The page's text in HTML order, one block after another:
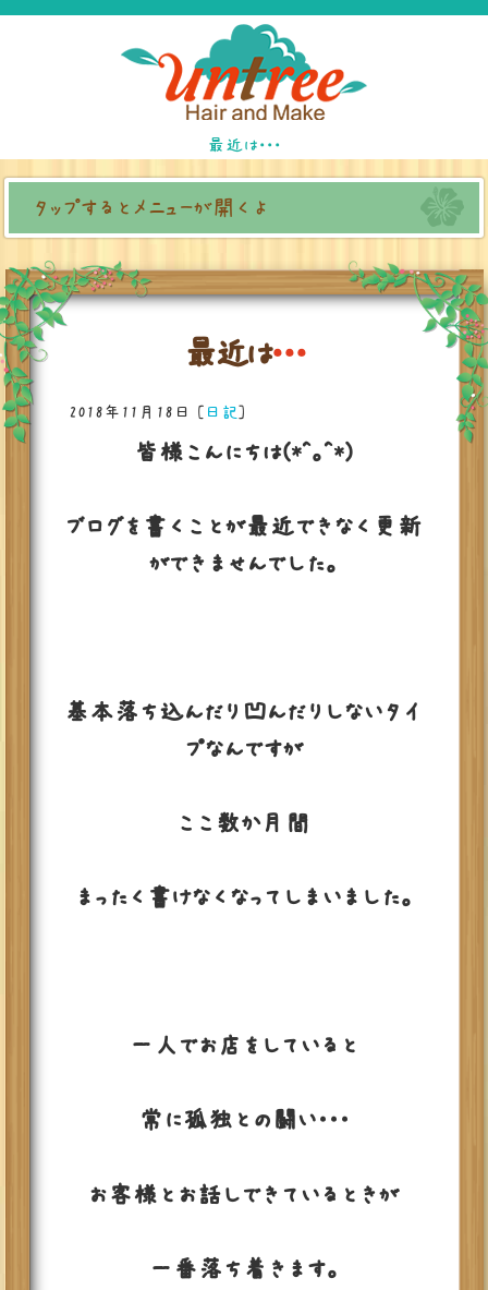
最近は・・・
タップするとメニューが開くよ
最近は・・・
2018年11月18日 [日記]
皆様こんにちは(*^。^*)
ブログを書くことが最近できなく更新
ができませんでした。
基本落ち込んだり凹んだりしないタイ
プなんですが
ここ数か月間
まったく書けなくなってしまいました。
一人でお店をしていると
常に孤独との闘い・・・
お客様とお話しできているときが
一番落ち着きます。